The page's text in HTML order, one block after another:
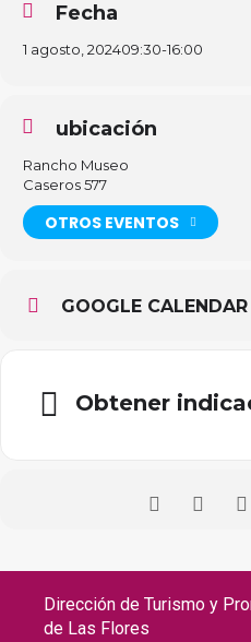
Fecha
1 agosto, 202409:30-16:00
ubicación
Rancho Museo
Caseros 577
OTROS EVENTOS
GOOGLE CALENDAR
Obtener
Dirección de Turismo y
de Las Flores